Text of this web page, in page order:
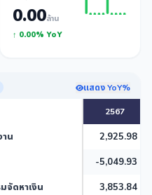
0.00ล้าน
↑ 0.00% YoY
แสดง YoY%
2567
น
2,925.98
-5,049.93
จัดหาเงิน
3,853.84